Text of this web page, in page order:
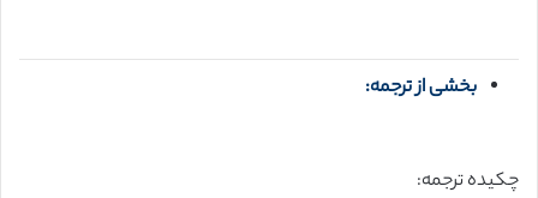
بخشی از ترجمه:
چکیده ترجمه: